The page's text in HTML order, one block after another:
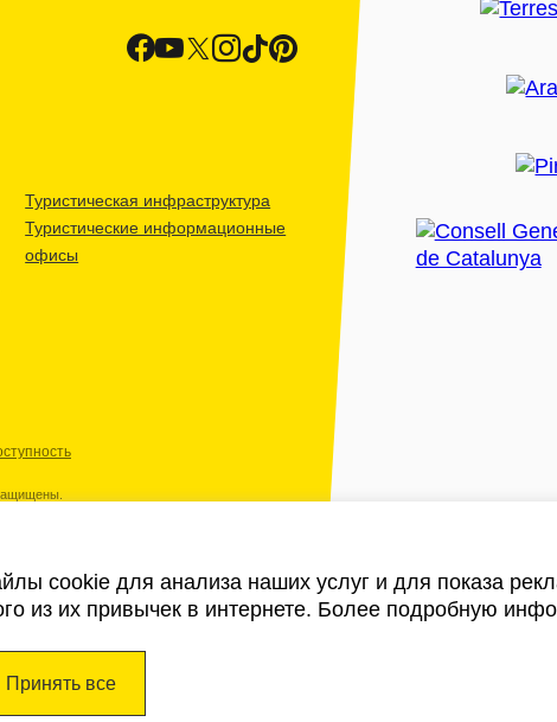
Туристическая инфраструктура
Туристические информационные
офисы
cookie для анализа наших услуг и для показа
из их привычек в интернете. Более подробную
Принять все